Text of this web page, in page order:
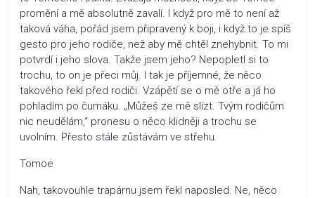
promění a mě absolutně zavalí. I když pro mě to není až
taková váha, pořád jsem připravený k boji, i když to je spíš
gesto pro jeho rodiče, než aby mě chtěl znehybnit. To mi
potvrdí i jeho slova. Takže jsem jeho? Nepopletl si to
trochu, to on je přeci můj. I tak je příjemné, že něco
takového řekl před rodiči. Vzápětí se o mě otře a já ho
pohladím po čumáku. „Můžeš ze mě slízt. Tvým rodičům
nic neudělám,“ pronesu o něco klidněji a trochu se
uvolním. Přesto stále zůstávám ve střehu.
Tomoe
Nah, takovouhle trapárnu jsem řekl naposled. Ne, něco